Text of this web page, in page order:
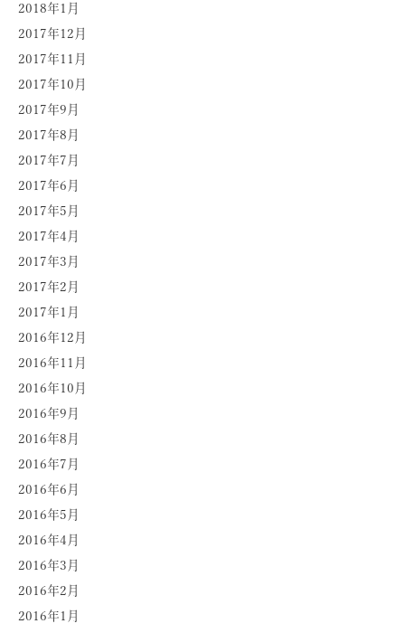
2018年1月
2017年12月
2017年11月
2017年10月
2017年9月
2017年8月
2017年7月
2017年6月
2017年5月
2017年4月
2017年3月
2017年2月
2017年1月
2016年12月
2016年11月
2016年10月
2016年9月
2016年8月
2016年7月
2016年6月
2016年5月
2016年4月
2016年3月
2016年2月
2016年1月